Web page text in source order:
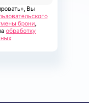
Вы
брони,
обработку